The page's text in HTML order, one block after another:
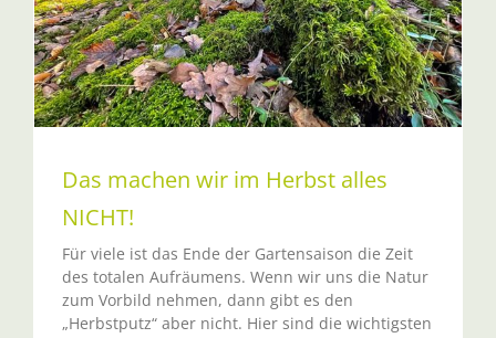
Das machen wir im Herbst alles
NICHT!
Für viele ist das Ende der Gartensaison die Zeit
des totalen Aufräumens. Wenn wir uns die Natur
zum Vorbild nehmen, dann gibt es den
„Herbstputz“ aber nicht. Hier sind die wichtigsten